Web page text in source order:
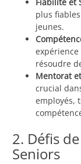
plus
jeunes.
résoudre
Mentorat
crucial
employés,
2. Défis
Seniors